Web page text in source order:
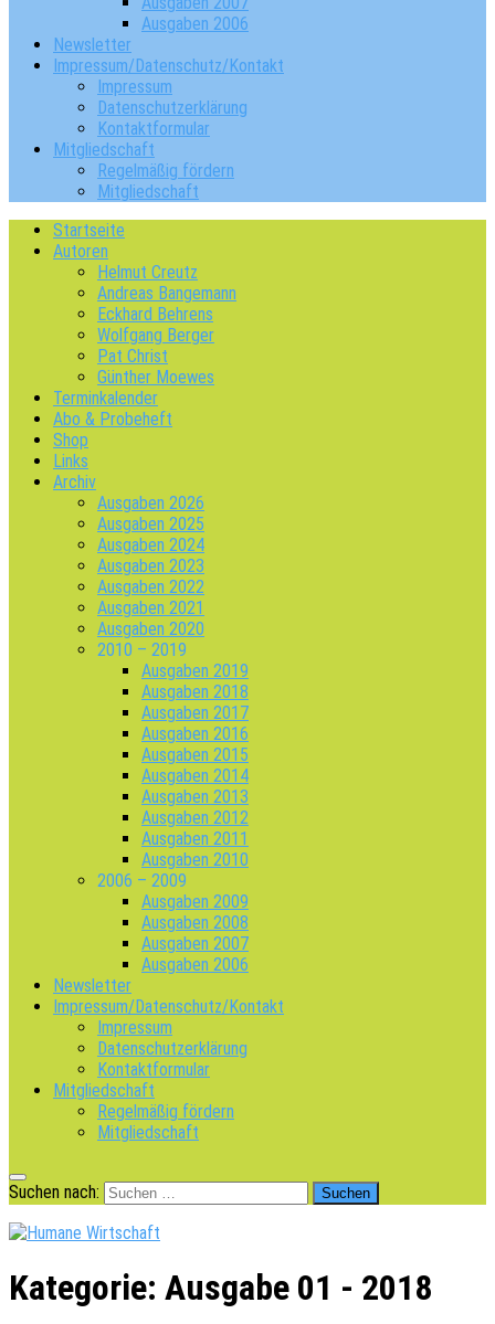
Ausgaben 2006
Newsletter
Impressum/Datenschutz/Kontakt
Impressum
Datenschutzerklärung
Kontaktformular
Mitgliedschaft
Regelmäßig fördern
Mitgliedschaft
Startseite
Autoren
Helmut Creutz
Andreas Bangemann
Eckhard Behrens
Wolfgang Berger
Pat Christ
Günther Moewes
Terminkalender
Abo & Probeheft
Shop
Links
Archiv
Ausgaben 2026
Ausgaben 2025
Ausgaben 2024
Ausgaben 2023
Ausgaben 2022
Ausgaben 2021
Ausgaben 2020
2010 – 2019
Ausgaben 2019
Ausgaben 2018
Ausgaben 2017
Ausgaben 2016
Ausgaben 2015
Ausgaben 2014
Ausgaben 2013
Ausgaben 2012
Ausgaben 2011
Ausgaben 2010
2006 – 2009
Ausgaben 2009
Ausgaben 2008
Ausgaben 2007
Ausgaben 2006
Newsletter
Impressum/Datenschutz/Kontakt
Impressum
Datenschutzerklärung
Kontaktformular
Mitgliedschaft
Regelmäßig fördern
Mitgliedschaft
Suchen nach:
Kategorie: Ausgabe 01 - 2018